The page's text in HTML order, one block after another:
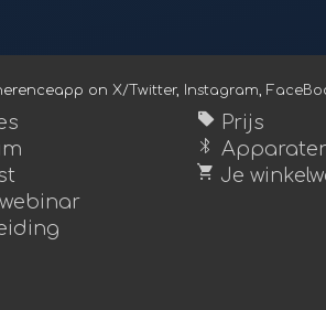
on X/Twitter, Instagram,
sell Prijs
bluetooth
shopping_cart Je